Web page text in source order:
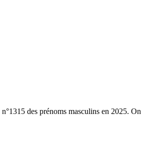
n°1315 des prénoms masculins en 2025. On